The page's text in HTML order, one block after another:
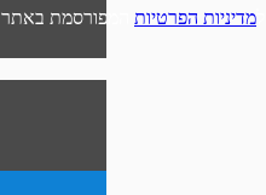
מדיניות הפרטיות המפורסמת באתר